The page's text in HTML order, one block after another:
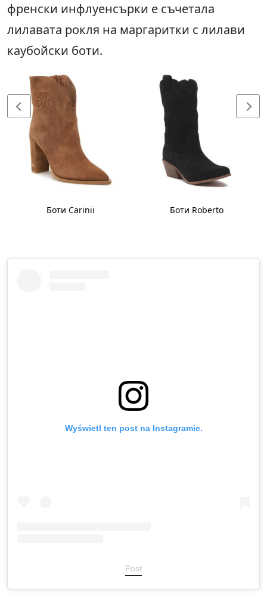
френски инфлуенсърки е съчетала
лилавата рокля на маргаритки с лилави
каубойски боти.
Боти Carinii Боти Roberto
Wyświetl ten post na Instagramie.
Post